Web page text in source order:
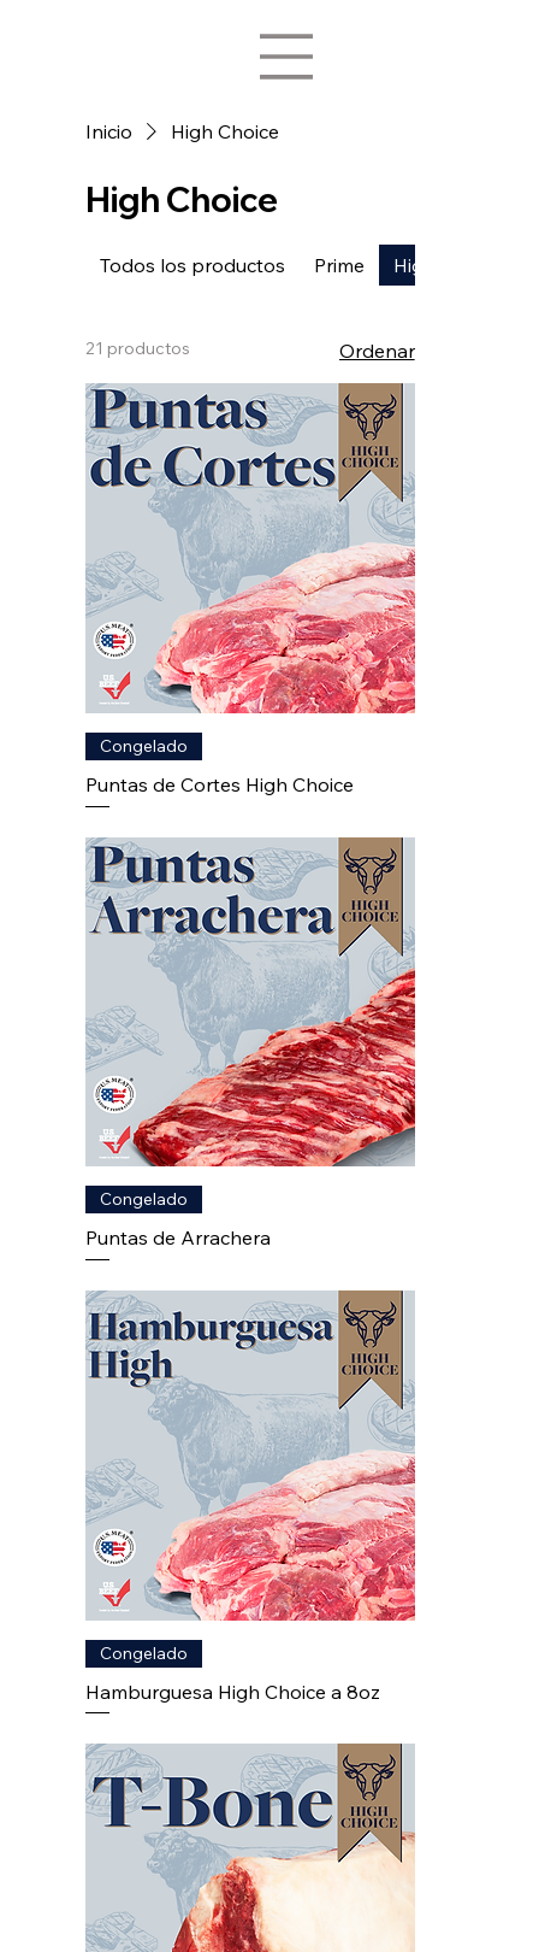
Inicio High Choice
High Choice
Todos los productos Prime High Choice
21 productos Ordenar
Congelado
Puntas de Cortes High Choice
Congelado
Puntas de Arrachera
Congelado
Hamburguesa High Choice a 8oz